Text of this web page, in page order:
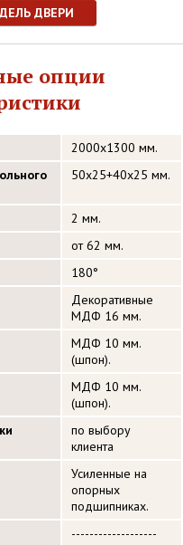
ДВЕРИ
опции
2000х1300 мм.
50х25+40х25 мм.
2 мм.
от 62 мм.
180°
Декоративные
МДФ 16 мм.
МДФ 10 мм.
(шпон).
МДФ 10 мм.
(шпон).
по выбору
клиента
Усиленные на
опорных
подшипниках.
-------------------